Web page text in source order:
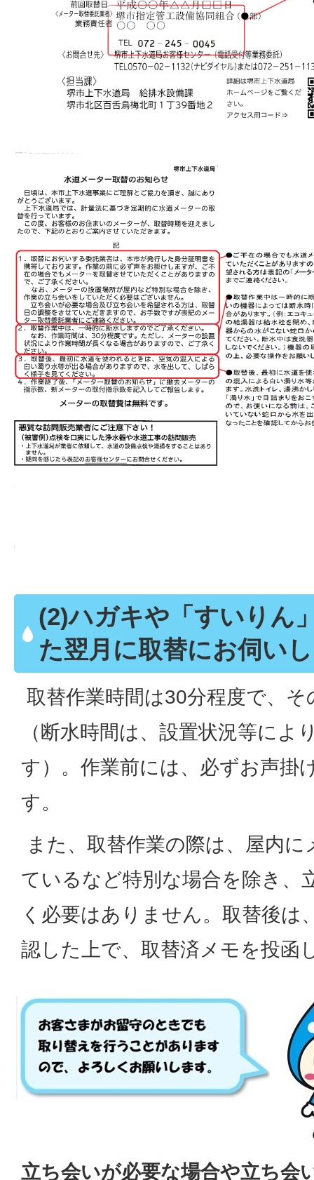
(2)ハガキや「すいりん
た翌月に取替にお伺い
取替作業時間は30分程度で、
（断水時間は、設置状況等によ
す）。作業前には、必ずお声掛
す。
また、取替作業の際は、屋内
ているなど特別な場合を除き、
く必要はありません。取替後は
認した上で、取替済メモを投函
立ち会いが必要な場合や立ち会